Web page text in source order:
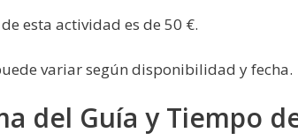
esta actividad es de 50 €.
variar según disponibilidad y fecha.
del Guía y Tiempo